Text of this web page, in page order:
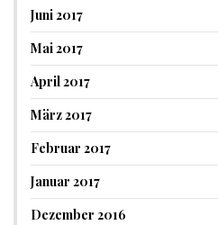
Juni 2017
Mai 2017
April 2017
März 2017
Februar 2017
Januar 2017
Dezember 2016